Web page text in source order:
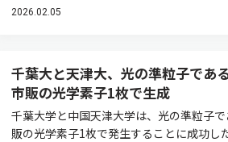
2026.02.05
千葉大と天津大、光の準粒子であ
市販の光学素子1枚で生成
千葉大学と中国天津大学は、光の準粒子
販の光学素子1枚で発生することに成功し